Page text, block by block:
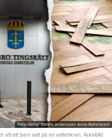
Foto: Getty/ Tommy Andersson/ Anna Rytterbrant
att ett barn satt på en vattenkran. Arkivbild